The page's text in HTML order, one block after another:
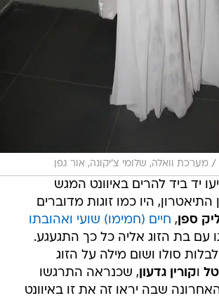
/ מערכת וואלה, שלומי צ'יקונה, אור גפן
יד ביד להרים באיוונט המגש
היו כמו זוגות מדוברים
ספן, חיים (חמימו) שועי ואהובתו
עם בת הזוג אליה כל כך התגעגע.
סולו ושום מילה על הזוג
וקורין גדעון, שכנראה התרגשו
שבה יראו זה את זו באיוונט